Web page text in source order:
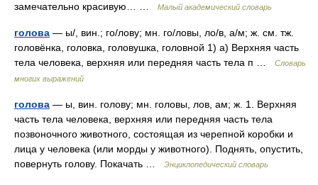
замечательно красивую… …
Малый академический словарь
голова — ы/, вин.; го/лову; мн. го/ловы, ло/в, а/м; ж. см. тж.
головёнка, головка, головушка, головной 1) а) Верхняя часть
тела человека, верхняя или передняя часть тела п …
Словарь
многих выражений
голова — ы, вин. голову; мн. головы, лов, ам; ж. 1. Верхняя
часть тела человека, верхняя или передняя часть тела
позвоночного животного, состоящая из черепной коробки и
лица у человека (или морды у животного). Поднять, опустить,
повернуть голову. Покачать …
Энциклопедический словарь